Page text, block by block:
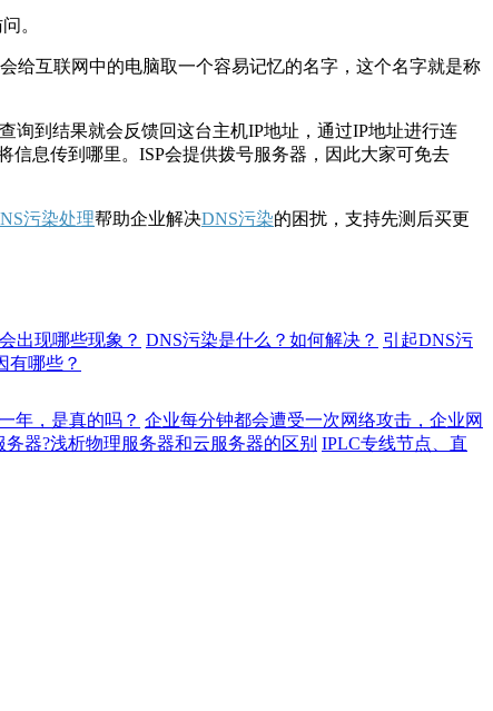
。
给互联网中的电脑取一个容易记忆的名字，这个名字就是称
询到结果就会反馈回这台主机IP地址，通过IP地址进行连
信息传到哪里。ISP会提供拨号服务器，因此大家可免去
污染处理帮助企业解决DNS污染的困扰，支持先测后买更
出现哪些现象？ DNS污染是什么？如何解决？ 引起DNS污
有哪些？
年，是真的吗？ 企业每分钟都会遭受一次网络攻击，企业网
器?浅析物理服务器和云服务器的区别 IPLC专线节点、直